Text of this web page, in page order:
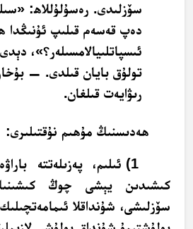
سۆزلىدى. رەسۇلۇللاھ:
دەپ قەسەم قىلىپ ئۇنىڭدا
ئىسپاتلىيالامسىلەر؟»،
تولۇق بايان قىلدى. —
رىۋايەت قىلغان.
ھەدىسنىڭ مۇھىم نۇقتىلىرى:
1) ئىلىم، پەزىلەتتە
كىشىدىن يېشى چوڭ
سۆزلىشى، شۇنداقلا